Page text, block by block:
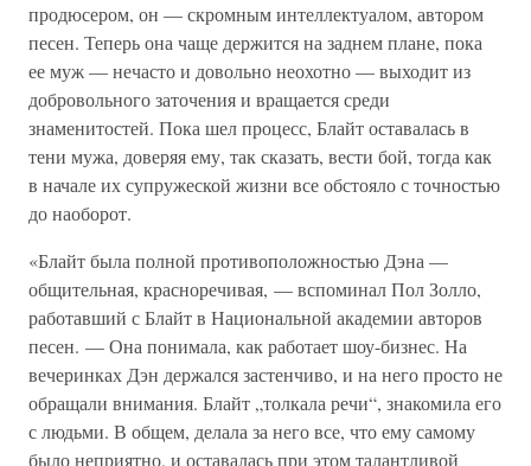
продюсером, он — скромным интеллектуалом, автором
песен. Теперь она чаще держится на заднем плане, пока
ее муж — нечасто и довольно неохотно — выходит из
добровольного заточения и вращается среди
знаменитостей. Пока шел процесс, Блайт оставалась в
тени мужа, доверяя ему, так сказать, вести бой, тогда как
в начале их супружеской жизни все обстояло с точностью
до наоборот.
«Блайт была полной противоположностью Дэна —
общительная, красноречивая, — вспоминал Пол Золло,
работавший с Блайт в Национальной академии авторов
песен. — Она понимала, как работает шоу-бизнес. На
вечеринках Дэн держался застенчиво, и на него просто не
обращали внимания. Блайт „толкала речи“, знакомила его
с людьми. В общем, делала за него все, что ему самому
было неприятно, и оставалась при этом талантливой